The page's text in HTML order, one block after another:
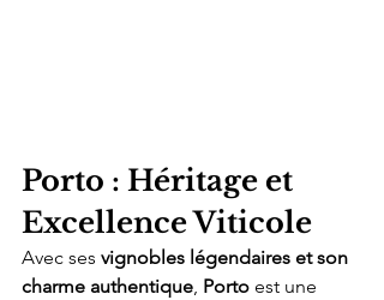
Porto : Héritage et
Excellence Viticole
Avec ses vignobles légendaires et son
charme authentique, Porto est une